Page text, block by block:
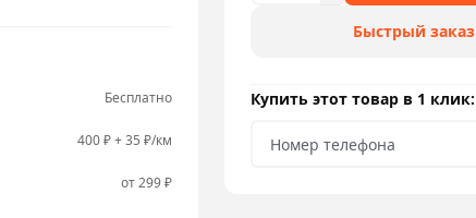
Быстрый заказ
Купить этот товар в 1 клик:
Бесплатно
400 ₽ + 35 ₽/км
от 299 ₽